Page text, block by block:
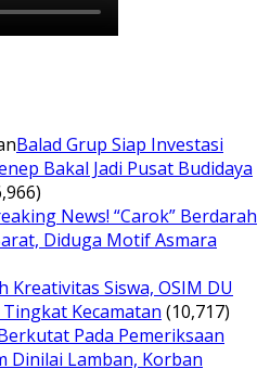
Balad Grup Siap Investasi
Bakal Jadi Pusat Budidaya
News! “Carok” Berdarah
Diduga Motif Asmara
Kreativitas Siswa, OSIM DU
Kecamatan (10,717)
Pada Pemeriksaan
Dinilai Lamban, Korban